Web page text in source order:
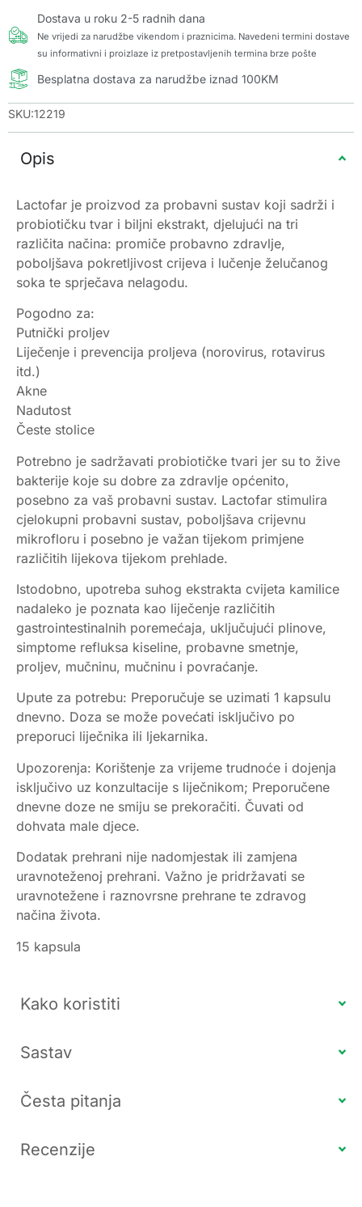
Dostava u roku 2-5 radnih dana
Ne vrijedi za narudžbe vikendom i praznicima. Navedeni termini dostave
su informativni i proizlaze iz pretpostavljenih termina brze pošte
Besplatna dostava za narudžbe iznad 100KM
SKU:12219
Opis
Lactofar je proizvod za probavni sustav koji sadrži i
probiotičku tvar i biljni ekstrakt, djelujući na tri
različita načina: promiče probavno zdravlje,
poboljšava pokretljivost crijeva i lučenje želučanog
soka te sprječava nelagodu.
Pogodno za:
Putnički proljev
Liječenje i prevencija proljeva (norovirus, rotavirus
itd.)
Akne
Nadutost
Česte stolice
Potrebno je sadržavati probiotičke tvari jer su to žive
bakterije koje su dobre za zdravlje općenito,
posebno za vaš probavni sustav. Lactofar stimulira
cjelokupni probavni sustav, poboljšava crijevnu
mikrofloru i posebno je važan tijekom primjene
različitih lijekova tijekom prehlade.
Istodobno, upotreba suhog ekstrakta cvijeta kamilice
nadaleko je poznata kao liječenje različitih
gastrointestinalnih poremećaja, uključujući plinove,
simptome refluksa kiseline, probavne smetnje,
proljev, mučninu, mučninu i povraćanje.
Upute za potrebu: Preporučuje se uzimati 1 kapsulu
dnevno. Doza se može povećati isključivo po
preporuci liječnika ili ljekarnika.
Upozorenja: Korištenje za vrijeme trudnoće i dojenja
isključivo uz konzultacije s liječnikom; Preporučene
dnevne doze ne smiju se prekoračiti. Čuvati od
dohvata male djece.
Dodatak prehrani nije nadomjestak ili zamjena
uravnoteženoj prehrani. Važno je pridržavati se
uravnotežene i raznovrsne prehrane te zdravog
načina života.
15 kapsula
Kako koristiti
Sastav
Česta pitanja
Recenzije